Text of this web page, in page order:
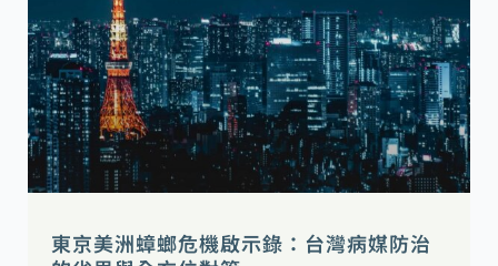
東京美洲蟑螂危機啟示錄：台灣病媒防治